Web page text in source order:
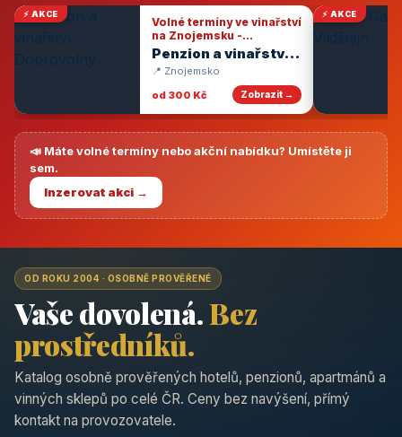
⚡ AKCE
Volné termíny ve vinařství
na Znojemsku -
degustace vín
Penzion a vinařství
Dobrovolný
📍 Znojemsko
od 300 Kč
Zobrazit →
⚡ AKCE
📣 Máte volné termíny nebo akční nabídku? Umístěte ji
sem.
Inzerovat akci →
OD ROKU 2004 · OSOBNĚ PROVĚŘENÉ
Vaše dovolená.Bez
prostředníků.
Katalog osobně prověřených hotelů, penzionů, apartmánů a
vinných sklepů po celé ČR. Ceny bez navýšení, přímý
kontakt na provozovatele.